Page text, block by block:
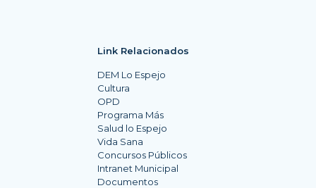
Link Relacionados
DEM Lo Espejo
Cultura
OPD
Programa Más
Salud lo Espejo
Vida Sana
Concursos Públicos
Intranet Municipal
Documentos